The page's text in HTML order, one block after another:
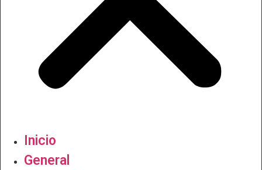
Inicio
General